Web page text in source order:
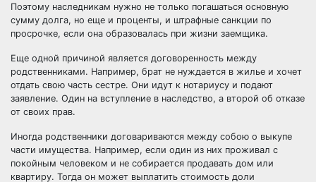
Поэтому наследникам нужно не только погашаться основную
сумму долга, но еще и проценты, и штрафные санкции по
просрочке, если она образовалась при жизни заемщика.
Еще одной причиной является договоренность между
родственниками. Например, брат не нуждается в жилье и хочет
отдать свою часть сестре. Они идут к нотариусу и подают
заявление. Один на вступление в наследство, а второй об отказе
от своих прав.
Иногда родственники договариваются между собою о выкупе
части имущества. Например, если один из них проживал с
покойным человеком и не собирается продавать дом или
квартиру. Тогда он может выплатить стоимость доли